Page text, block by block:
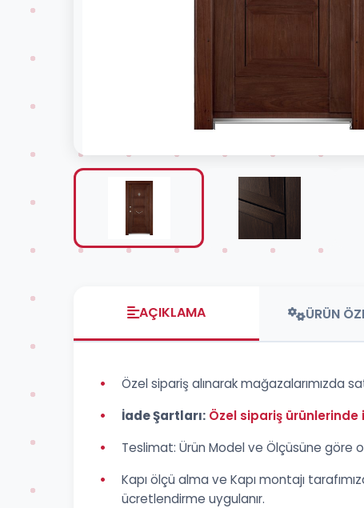
AÇIKLAMA ÜRÜN
•
Özel sipariş alınarak mağazalarımızda
•
İade Şartları: Özel sipariş
•
Teslimat: Ürün Model ve Ölçüsüne göre
•
Kapı ölçü alma ve Kapı montajı
ücretlendirme uygulanır.